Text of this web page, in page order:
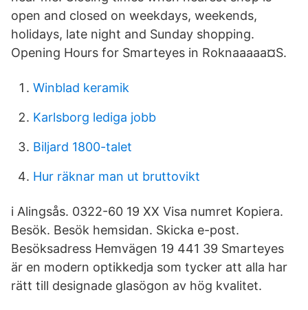
open and closed on weekdays, weekends,
holidays, late night and Sunday shopping.
Opening Hours for Smarteyes in Roknaaaaa¤S.
Winblad keramik
Karlsborg lediga jobb
Biljard 1800-talet
Hur räknar man ut bruttovikt
i Alingsås. 0322-60 19 XX Visa numret Kopiera.
Besök. Besök hemsidan. Skicka e-post.
Besöksadress Hemvägen 19 441 39 Smarteyes
är en modern optikkedja som tycker att alla har
rätt till designade glasögon av hög kvalitet.